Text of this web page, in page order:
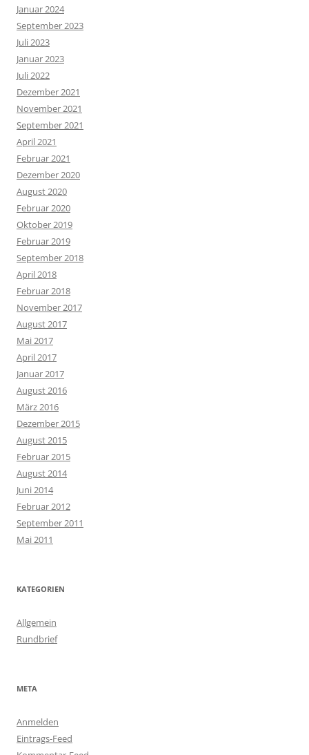
Januar 2024
September 2023
Juli 2023
Januar 2023
Juli 2022
Dezember 2021
November 2021
September 2021
April 2021
Februar 2021
Dezember 2020
August 2020
Februar 2020
Oktober 2019
Februar 2019
September 2018
April 2018
Februar 2018
November 2017
August 2017
Mai 2017
April 2017
Januar 2017
August 2016
März 2016
Dezember 2015
August 2015
Februar 2015
August 2014
Juni 2014
Februar 2012
September 2011
Mai 2011
KATEGORIEN
Allgemein
Rundbrief
META
Anmelden
Eintrags-Feed